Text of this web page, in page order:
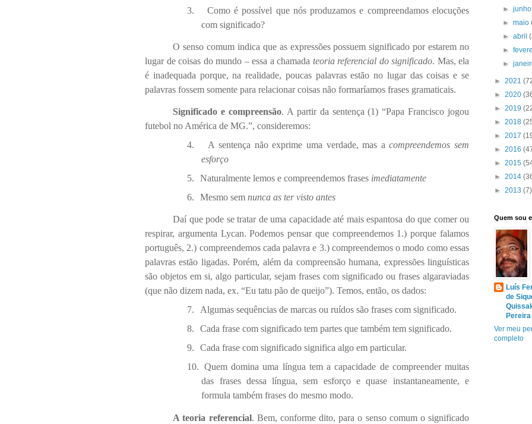
3.
Como é possível que nós produzamos e compreendamos elocuções
com significado?
O senso comum indica que as expressões possuem significado por estarem no
lugar de coisas do mundo – essa a chamada teoria referencial do significado. Mas, ela
é inadequada porque, na realidade, poucas palavras estão no lugar das coisas e se
palavras fossem somente para relacionar coisas não formaríamos frases gramaticais.
Significado e compreensão. A partir da sentença (1) “Papa Francisco jogou
futebol no América de MG.”, consideremos:
4.
A sentença não exprime uma verdade, mas acompreendemos sem
esforço
5.
Naturalmente lemos e compreendemos frases imediatamente
6.
Mesmo semnunca as ter visto antes
Daí que pode se tratar de uma capacidade até mais espantosa do que comer ou
respirar, argumenta Lycan. Podemos pensar que compreendemos 1.) porque falamos
português, 2.) compreendemos cada palavra e 3.) compreendemos o modo como essas
palavras estão ligadas. Porém, além da compreensão humana, expressões linguísticas
são objetos em si, algo particular, sejam frases com significado ou frases algaraviadas
(que não dizem nada, ex. “Eu tatu pão de queijo”). Temos, então, os dados:
7.
Algumas sequências de marcas ou ruídos são frases com significado.
8.
Cada frase com significado tem partes que também tem significado.
9.
Cada frase com significado significa algo em particular.
10. Quem domina uma língua tem a capacidade de compreender muitas
das frases dessa língua, sem esforço e quase instantaneamente, e
formula também frases do mesmo modo.
A teoria referencial. Bem, conforme dito, para o senso comum o significado
►
►maio
►abril
►
►
► 2021
► 2020
► 2019
► 2018
► 2017
► 2016
► 2015
► 2014
► 2013 (7)
Quem sou
Luís
de
Pereira
Ver meu
completo